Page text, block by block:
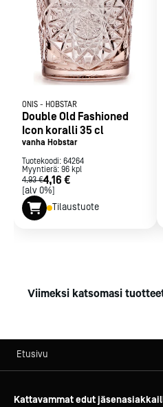
ONIS - HOBSTAR
Double Old Fashioned
Icon koralli 35 cl
vanha Hobstar
Tuotekoodi: 64264
Myyntierä: 96 kpl
4,93 €4,16 €
[alv 0%]
Tilaustuote
Viimeksi katsomasi
Etusivu
Kattavammat edut